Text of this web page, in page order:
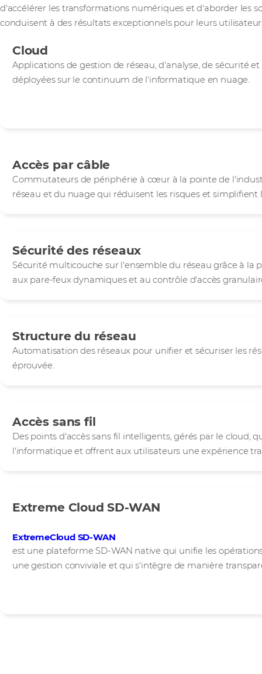
d'accélérer les transformations numériques et d'aborder les
conduisent à des résultats exceptionnels pour leurs
Cloud
Applications de gestion de réseau, d'analyse, de sécurité
déployées sur le continuum de l'informatique en nuage.
Accès par câble
Commutateurs de périphérie à cœur à la pointe de
réseau et du nuage qui réduisent les risques et simplifient
Sécurité des réseaux
Sécurité multicouche sur l'ensemble du réseau grâce à la
aux pare-feux dynamiques et au contrôle d'accès
Structure du réseau
Automatisation des réseaux pour unifier et sécuriser les
éprouvée.
Accès sans fil
Des points d'accès sans fil intelligents, gérés par le cloud,
l'informatique et offrent aux utilisateurs une expérience
Extreme Cloud SD-WAN
ExtremeCloud SD-WAN
est une plateforme SD-WAN native qui unifie les
une gestion conviviale et qui s'intègre de manière